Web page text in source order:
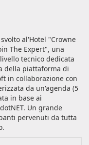
al'Hotel "Crowne
The Expert", una
tecnico dedicata
della piattaforma di
in collaborazione con
da un'agenda (5
in base ai
Un grande
pervenuti da tutta